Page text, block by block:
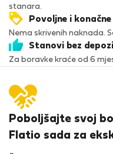
stanara.
Povoljne i konačne
Nema skrivenih naknada.
Stanovi bez
Za boravke kraće od 6
Poboljšajte svoj
Flatio sada za